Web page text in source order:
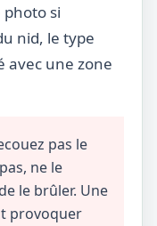
si
nid, le type
avec une zone
pas le
ne le
le brûler. Une
provoquer